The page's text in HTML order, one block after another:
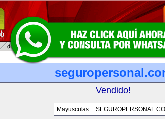
Vendido!
Mayusculas: